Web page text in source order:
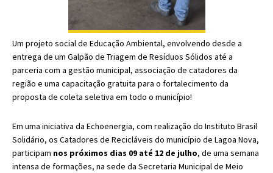
Um projeto social de Educação Ambiental, envolvendo desde a
entrega de um Galpão de Triagem de Resíduos Sólidos até a
parceria com a gestão municipal, associação de catadores da
região e uma capacitação gratuita para o fortalecimento da
proposta de coleta seletiva em todo o município!
Em uma iniciativa da Echoenergia, com realização do Instituto Brasil
Solidário, os Catadores de Recicláveis do município de Lagoa Nova,
participam nos próximos dias 09 até 12 de julho, de uma semana
intensa de formações, na sede da Secretaria Municipal de Meio